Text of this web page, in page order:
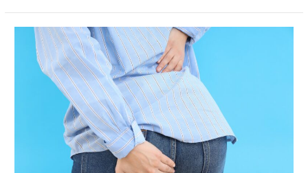
Fístula
diagnóstico